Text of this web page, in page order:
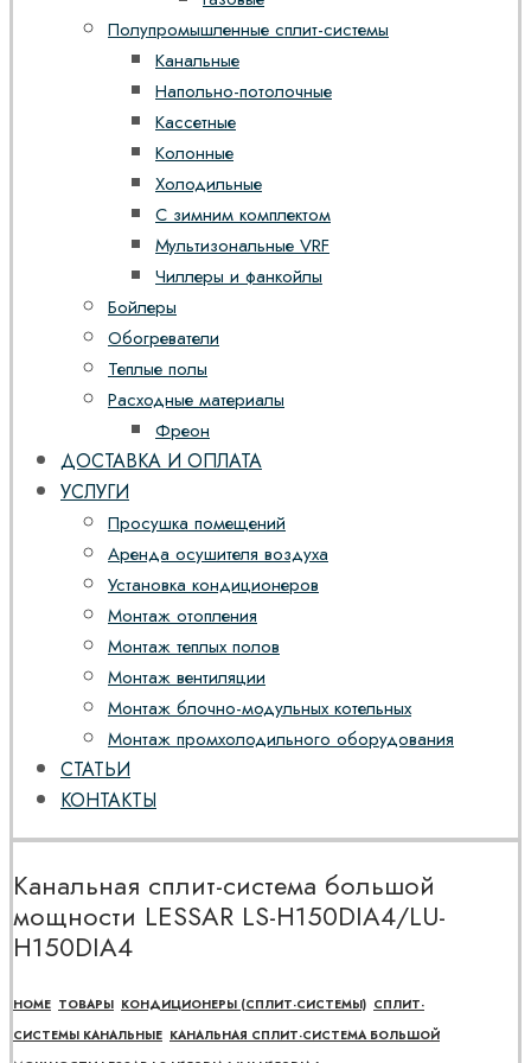
Полупромышленные сплит-системы
Канальные
Напольно-потолочные
Кассетные
Колонные
Холодильные
С зимним комплектом
Мультизональные VRF
Чиллеры и фанкойлы
Бойлеры
Обогреватели
Теплые полы
Расходные материалы
Фреон
ДОСТАВКА И ОПЛАТА
УСЛУГИ
Просушка помещений
Аренда осушителя воздуха
Установка кондиционеров
Монтаж отопления
Монтаж теплых полов
Монтаж вентиляции
Монтаж блочно-модульных котельных
Монтаж промхолодильного оборудования
СТАТЬИ
КОНТАКТЫ
Канальная сплит-система большой
мощности LESSAR LS-H150DIA4/LU-
H150DIA4
HOME ТОВАРЫ КОНДИЦИОНЕРЫ (СПЛИТ-СИСТЕМЫ) СПЛИТ-
СИСТЕМЫ КАНАЛЬНЫЕ КАНАЛЬНАЯ СПЛИТ-СИСТЕМА БОЛЬШОЙ